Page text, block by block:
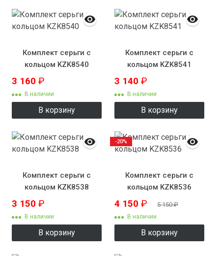
Комплект серьги с
кольцом KZK8540
3 160 ₽
В наличии
В корзину
Комплект серьги с
кольцом KZK8541
3 140 ₽
В наличии
В корзину
Комплект серьги с
кольцом KZK8538
3 150 ₽
В наличии
В корзину
Комплект серьги с
кольцом KZK8536
4 150 ₽ 5 150₽
В наличии
В корзину
-20%